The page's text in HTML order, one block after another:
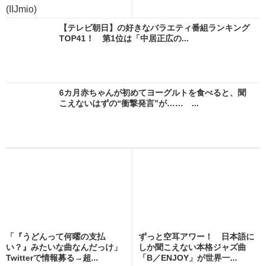
(IIJmio)
【テレビ朝日】の好きなバラエティ番組ランキング
TOP41！ 第1位は「中居正広の...
6カ月赤ちゃんが初めてヨーグルトを食べると、聞
こえないはずの“衝撃発言”が…… ...
「『うどんって何曜の支払
い？』みたいな曲なんだっけ」
Twitterで情報募る→超...
ずっと空耳アワー！ 日本語に
しか聞こえない本格ジャズ曲
「B／ENJOY」が世界一...